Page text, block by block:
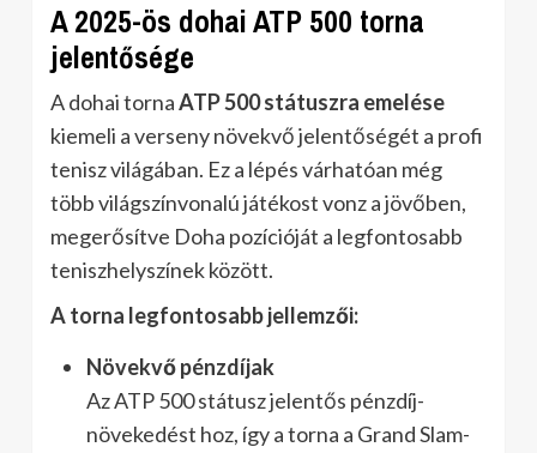
A 2025-ös dohai ATP 500 torna
jelentősége
A dohai tornaATP 500 státuszra emelése
kiemeli a verseny növekvő jelentőségét a profi
tenisz világában. Ez a lépés várhatóan még
több világszínvonalú játékost vonz a jövőben,
megerősítve Doha pozícióját a legfontosabb
teniszhelyszínek között.
A torna legfontosabb jellemzői:
Növekvő pénzdíjak
Az ATP 500 státusz jelentős pénzdíj-
növekedést hoz, így a torna a Grand Slam-